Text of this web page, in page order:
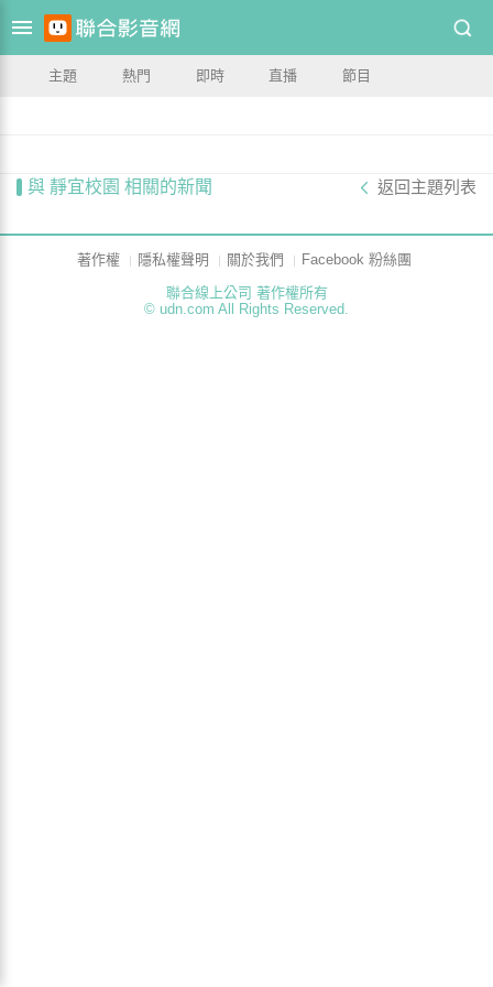
主題 熱門 即時 直播 節目
與 靜宜校園 相關的新聞 返回主題列表
著作權 隱私權聲明 關於我們
Facebook 粉絲團
聯合線上公司 著作權所有
© udn.com All Rights Reserved.